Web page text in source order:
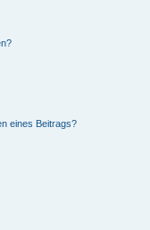
eines Beitrags?